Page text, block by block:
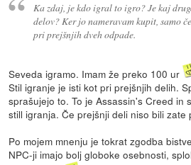
Ka zdaj, je kdo igral to igro? Je kaj
delov? Ker jo nameravam kupit, samo
pri prejšnjih dveh odpade.
Seveda igramo. Imam že preko 100 ur
Stil igranje je isti kot pri prejšnjih delih.
sprašujejo to. To je Assassin's Creed in
still igranja. Če prejšnji deli niso bili zate
Po mojem mnenju je tokrat zgodba
NPC-ji imajo bolj globoke osebnosti,